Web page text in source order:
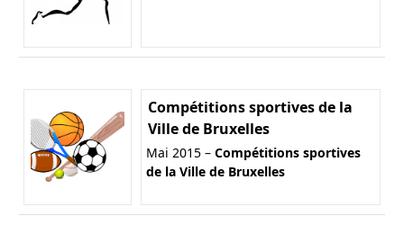
Compétitions sportives de la
Ville de Bruxelles
Mai 2015 – Compétitions sportives
de la Ville de Bruxelles